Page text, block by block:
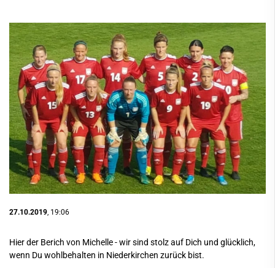
27.10.2019 , 19:06
Hier der Berich von Michelle - wir sind stolz auf Dich und glücklich,
wenn Du wohlbehalten in Niederkirchen zurück bist.